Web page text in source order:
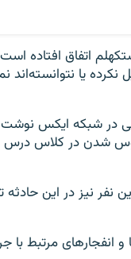
اوربرو در ۲۰۰ کیلومتری
یا نتوانسته‌اند
در شبکه ایکس
شدن در کلاس درس
نفر نیز در این
مرتبط با